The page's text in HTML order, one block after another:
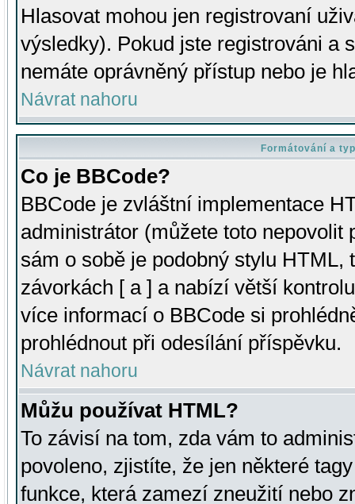
Hlasovat mohou jen registrovaní
výsledky). Pokud jste registrováni a
nemáte oprávněný přístup nebo je
Návrat nahoru
Formátování a
Co je BBCode?
BBCode je zvláštní implementace
administrátor (můžete toto
sám o sobě je podobný stylu HTML,
závorkách [ a ] a nabízí větší
více informací o BBCode si
prohlédnout při odesílání příspěvku.
Návrat nahoru
Můžu používat HTML?
To závisí na tom, zda vám to
povoleno, zjistíte, že jen některé
funkce, která zamezí zneužití nebo